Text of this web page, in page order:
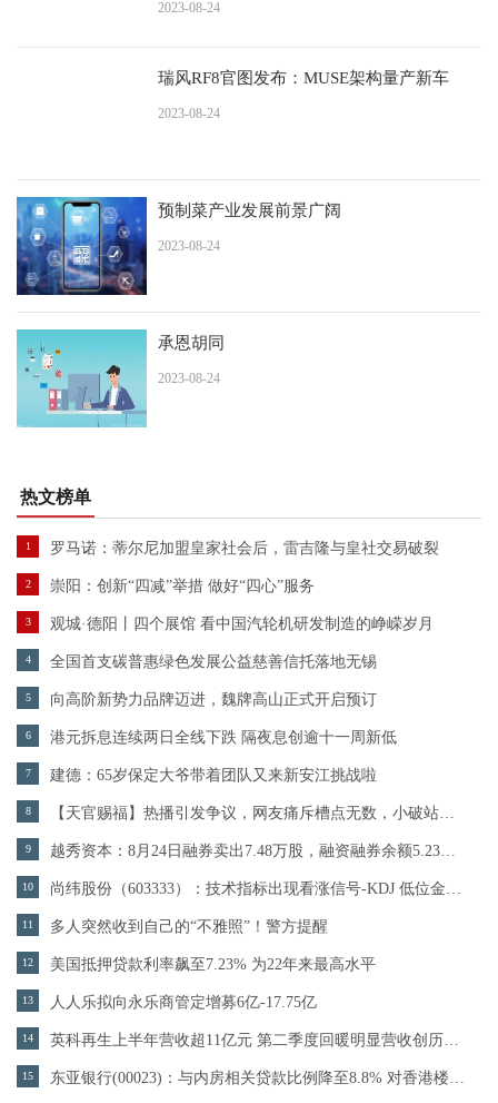
2023-08-24
瑞风RF8官图发布：MUSE架构量产新车
2023-08-24
预制菜产业发展前景广阔
2023-08-24
承恩胡同
2023-08-24
热文榜单
1 罗马诺：蒂尔尼加盟皇家社会后，雷吉隆与皇社交易破裂
2 崇阳：创新“四减”举措 做好“四心”服务
3 观城·德阳丨四个展馆 看中国汽轮机研发制造的峥嵘岁月
4 全国首支碳普惠绿色发展公益慈善信托落地无锡
5 向高阶新势力品牌迈进，魏牌高山正式开启预订
6 港元拆息连续两日全线下跌 隔夜息创逾十一周新低
7 建德：65岁保定大爷带着团队又来新安江挑战啦
8
9
10
11 多人突然收到自己的“不雅照”！警方提醒
12 美国抵押贷款利率飙至7.23% 为22年来最高水平
13 人人乐拟向永乐商管定增募6亿-17.75亿
14
15